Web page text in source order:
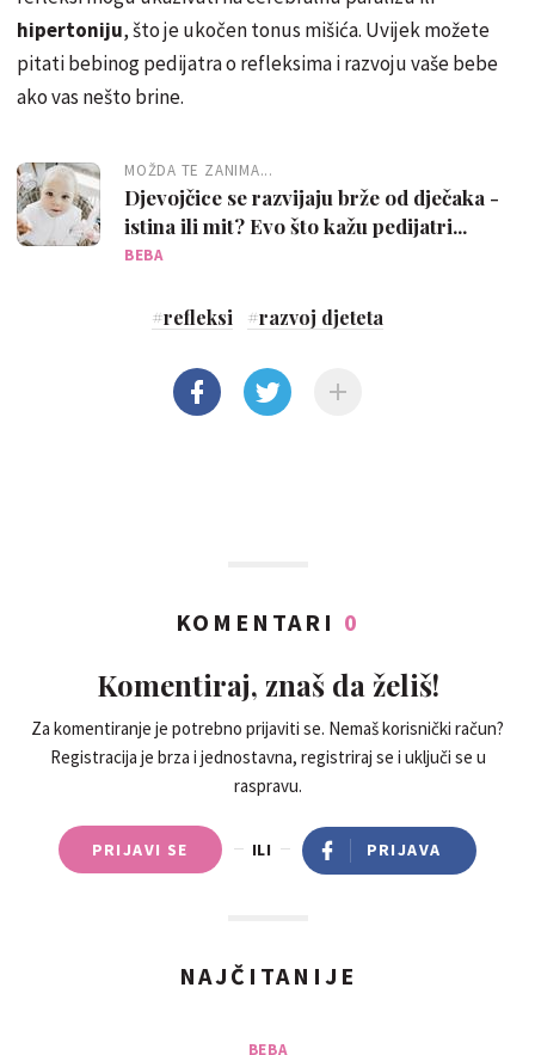
hipertoniju, što je ukočen tonus mišića. Uvijek možete
pitati bebinog pedijatra o refleksima i razvoju vaše bebe
ako vas nešto brine.
MOŽDA TE ZANIMA...
Djevojčice se razvijaju brže od dječaka -
istina ili mit? Evo što kažu pedijatri...
BEBA
#refleksi #razvoj djeteta
KOMENTARI 0
Komentiraj, znaš da želiš!
Za komentiranje je potrebno prijaviti se. Nemaš korisnički račun?
Registracija je brza i jednostavna, registriraj se i uključi se u
raspravu.
PRIJAVI SE ILI PRIJAVA
NAJČITANIJE
BEBA